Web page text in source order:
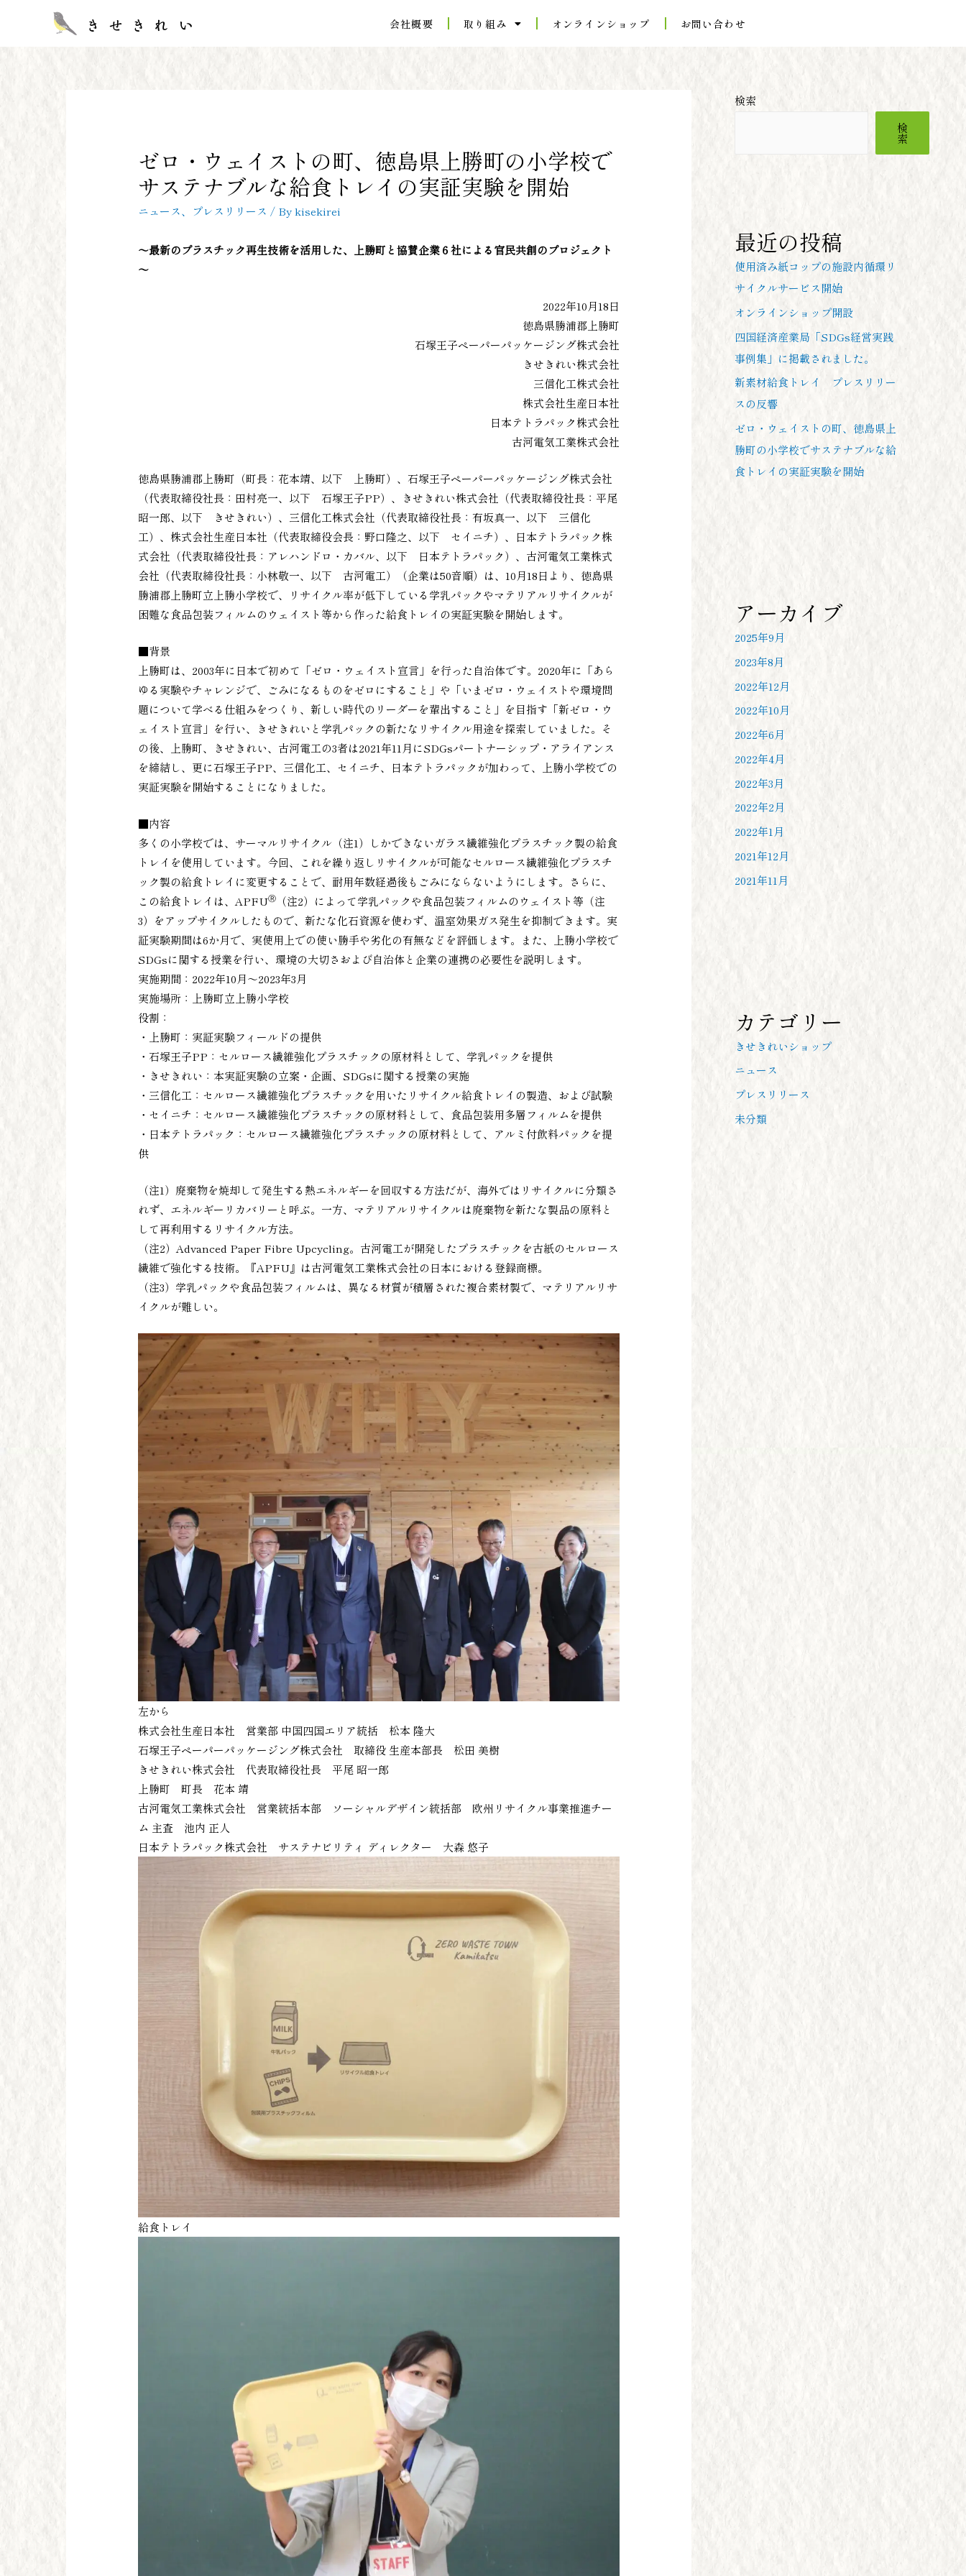
会社概要 取り組み オンラインショップ お問い合わせ
ゼロ・ウェイストの町、徳島県上勝町の小学校で
サステナブルな給食トレイの実証実験を開始
ニュース、 プレスリリース / Bykisekirei
～最新のプラスチック再生技術を活用した、上勝町と協賛企業６社による官民共創のプロジェクト
～
2022年10月18日
徳島県勝浦郡上勝町
石塚王子ペーパーパッケージング株式会社
きせきれい株式会社
三信化工株式会社
株式会社生産日本社
日本テトラパック株式会社
古河電気工業株式会社
徳島県勝浦郡上勝町（町長：花本靖、以下 上勝町）、石塚王子ペーパーパッケージング株式会社
（代表取締役社長：田村亮一、以下 石塚王子PP）、きせきれい株式会社（代表取締役社長：平尾
昭一郎、以下 きせきれい）、三信化工株式会社（代表取締役社長：有坂真一、以下 三信化
工）、株式会社生産日本社（代表取締役会長：野口隆之、以下 セイニチ）、日本テトラパック株
式会社（代表取締役社長：アレハンドロ・カバル、以下 日本テトラパック）、古河電気工業株式
会社（代表取締役社長：小林敬一、以下 古河電工）（企業は50音順）は、10月18日より、徳島県
勝浦郡上勝町立上勝小学校で、リサイクル率が低下している学乳パックやマテリアルリサイクルが
困難な食品包装フィルムのウェイスト等から作った給食トレイの実証実験を開始します。
■背景
上勝町は、2003年に日本で初めて「ゼロ・ウェイスト宣言」を行った自治体です。2020年に「あら
ゆる実験やチャレンジで、ごみになるものをゼロにすること」や「いまゼロ・ウェイストや環境問
題について学べる仕組みをつくり、新しい時代のリーダーを輩出すること」を目指す「新ゼロ・ウ
ェイスト宣言」を行い、きせきれいと学乳パックの新たなリサイクル用途を探索していました。そ
の後、上勝町、きせきれい、古河電工の3者は2021年11月にSDGsパートナーシップ・アライアンス
を締結し、更に石塚王子PP、三信化工、セイニチ、日本テトラパックが加わって、上勝小学校での
実証実験を開始することになりました。
■内容
多くの小学校では、サーマルリサイクル（注1）しかできないガラス繊維強化プラスチック製の給食
トレイを使用しています。今回、これを繰り返しリサイクルが可能なセルロース繊維強化プラスチ
ック製の給食トレイに変更することで、耐用年数経過後もごみにならないようにします。さらに、
この給食トレイは、APFUⓇ
（注2）によって学乳パックや食品包装フィルムのウェイスト等（注
3）をアップサイクルしたもので、新たな化石資源を使わず、温室効果ガス発生を抑制できます。実
証実験期間は6か月で、実使用上での使い勝手や劣化の有無などを評価します。また、上勝小学校で
SDGsに関する授業を行い、環境の大切さおよび自治体と企業の連携の必要性を説明します。
実施期間：2022年10月～2023年3月
実施場所：上勝町立上勝小学校
役割：
・上勝町：実証実験フィールドの提供
・石塚王子PP：セルロース繊維強化プラスチックの原材料として、学乳パックを提供
・きせきれい：本実証実験の立案・企画、SDGsに関する授業の実施
・三信化工：セルロース繊維強化プラスチックを用いたリサイクル給食トレイの製造、および試験
・セイニチ：セルロース繊維強化プラスチックの原材料として、食品包装用多層フィルムを提供
・日本テトラパック：セルロース繊維強化プラスチックの原材料として、アルミ付飲料パックを提
供
（注1）廃棄物を焼却して発生する熱エネルギーを回収する方法だが、海外ではリサイクルに分類さ
れず、エネルギーリカバリーと呼ぶ。一方、マテリアルリサイクルは廃棄物を新たな製品の原料と
して再利用するリサイクル方法。
（注2）Advanced Paper Fibre Upcycling。古河電工が開発したプラスチックを古紙のセルロース
繊維で強化する技術。『APFU』は古河電気工業株式会社の日本における登録商標。
（注3）学乳パックや食品包装フィルムは、異なる材質が積層された複合素材製で、マテリアルリサ
イクルが難しい。
左から
株式会社生産日本社 営業部 中国四国エリア統括 松本 隆大
石塚王子ペーパーパッケージング株式会社 取締役 生産本部長 松田 美樹
きせきれい株式会社 代表取締役社長 平尾 昭一郎
上勝町 町長 花本 靖
古河電気工業株式会社 営業統括本部 ソーシャルデザイン統括部 欧州リサイクル事業推進チー
ム 主査 池内 正人
日本テトラパック株式会社 サステナビリティ ディレクター 大森 悠子
給食トレイ
検索
検
索
最近の投稿
使用済み紙コップの施設内循環リ
サイクルサービス開始
オンラインショップ開設
四国経済産業局「SDGs経営実践
事例集」に掲載されました。
新素材給食トレイ プレスリリー
スの反響
ゼロ・ウェイストの町、徳島県上
勝町の小学校でサステナブルな給
食トレイの実証実験を開始
アーカイブ
2025年9月
2023年8月
2022年12月
2022年10月
2022年6月
2022年4月
2022年3月
2022年2月
2022年1月
2021年12月
2021年11月
カテゴリー
きせきれいショップ
ニュース
プレスリリース
未分類